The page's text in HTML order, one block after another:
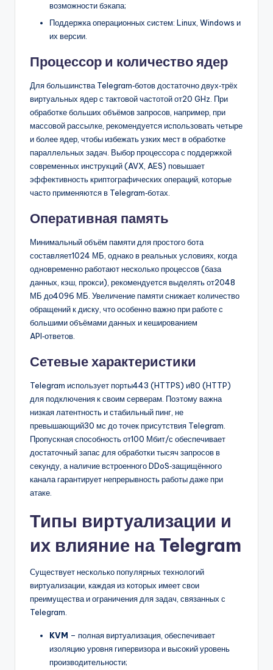
возможности бэкапа;
Поддержка операционных систем: Linux, Windows и
их версии.
Процессор и количество ядер
Для большинства Telegram‑ботов достаточно двух‑трёх
виртуальных ядер с тактовой частотой от20 GHz. При
обработке больших объёмов запросов, например, при
массовой рассылке, рекомендуется использовать четыре
и более ядер, чтобы избежать узких мест в обработке
параллельных задач. Выбор процессора с поддержкой
современных инструкций (AVX, AES) повышает
эффективность криптографических операций, которые
часто применяются в Telegram‑ботах.
Оперативная память
Минимальный объём памяти для простого бота
составляет1024 МБ, однако в реальных условиях, когда
одновременно работают несколько процессов (база
данных, кэш, прокси), рекомендуется выделять от2048
МБ до4096 МБ. Увеличение памяти снижает количество
обращений к диску, что особенно важно при работе с
большими объёмами данных и кешированием
API‑ответов.
Сетевые характеристики
Telegram использует порты443 (HTTPS) и80 (HTTP)
для подключения к своим серверам. Поэтому важна
низкая латентность и стабильный пинг, не
превышающий30 мс до точек присутствия Telegram.
Пропускная способность от100 Мбит/с обеспечивает
достаточный запас для обработки тысяч запросов в
секунду, а наличие встроенного DDoS‑защищённого
канала гарантирует непрерывность работы даже при
атаке.
Типы виртуализации и
их влияние на Telegram
Существует несколько популярных технологий
виртуализации, каждая из которых имеет свои
преимущества и ограничения для задач, связанных с
Telegram.
KVM – полная виртуализация, обеспечивает
изоляцию уровня гипервизора и высокий уровень
производительности;